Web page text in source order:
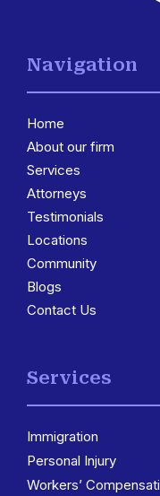
Navigation
Home
About our firm
Services
Attorneys
Testimonials
Locations
Community
Blogs
Contact Us
Services
Immigration
Personal Injury
Workers’